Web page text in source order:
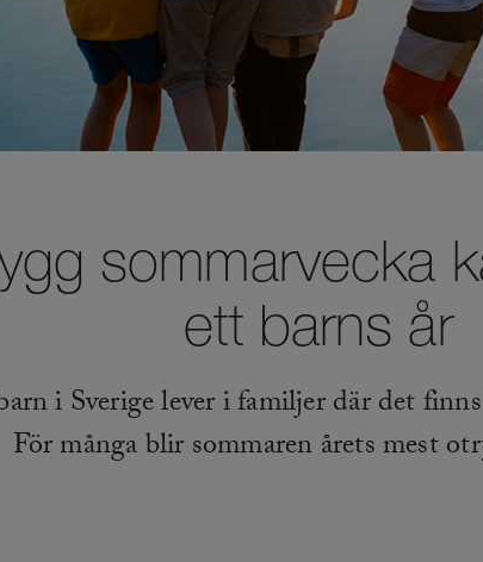
sommarvecka
ett barns år
i Sverige lever i familjer där det
För många blir sommaren årets mest